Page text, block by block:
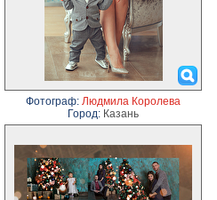
Фотограф: Людмила Королева
Город: Казань